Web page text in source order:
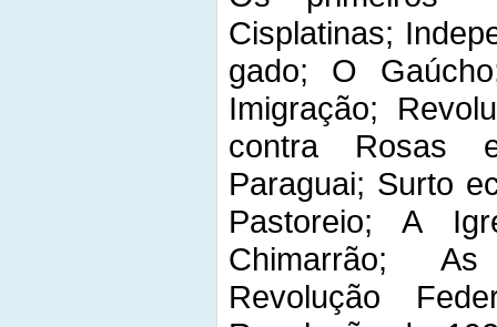
Cisplatinas;
gado; O
Imigração;
contra Rosas
Paraguai; Surto
Pastoreio; A
Chimarrão;
Revolução